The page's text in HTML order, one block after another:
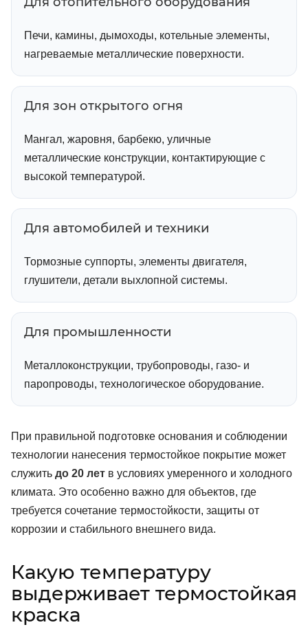
Печи, камины, дымоходы, котельные элементы,
нагреваемые металлические поверхности.
Для зон открытого огня
Мангал, жаровня, барбекю, уличные
металлические конструкции, контактирующие с
высокой температурой.
Для автомобилей и техники
Тормозные суппорты, элементы двигателя,
глушители, детали выхлопной системы.
Для промышленности
Металлоконструкции, трубопроводы, газо- и
паропроводы, технологическое оборудование.
При правильной подготовке основания и соблюдении
технологии нанесения термостойкое покрытие может
служить до 20 лет в условиях умеренного и холодного
климата. Это особенно важно для объектов, где
требуется сочетание термостойкости, защиты от
коррозии и стабильного внешнего вида.
Какую температуру
выдерживает термостойкая
краска